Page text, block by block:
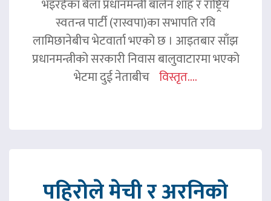
भइरहेका बेला प्रधानमन्त्री बालेन शाह र राष्ट्रिय
स्वतन्त्र पार्टी (रास्वपा)का सभापति रवि
लामिछानेबीच भेटवार्ता भएको छ । आइतबार साँझ
प्रधानमन्त्रीको सरकारी निवास बालुवाटारमा भएको
भेटमा दुई नेताबीच विस्तृत....
पहिरोले मेची र अरनिको